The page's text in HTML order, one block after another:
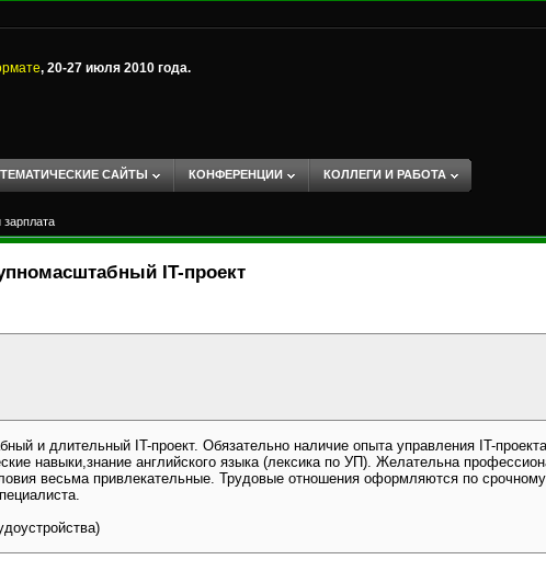
, 20-27 июля 2010 года.
ТЕМАТИЧЕСКИЕ САЙТЫ КОНФЕРЕНЦИИ КОЛЛЕГИ И РАБОТА
IT-проект
и длительный IT-проект. Обязательно наличие опыта управления IT-
навыки,знание английского языка (лексика по УП). Желательна
весьма привлекательные. Трудовые отношения оформляются по